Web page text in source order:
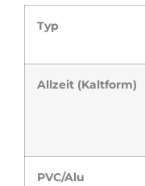
Typ
Allzeit (Kaltform)
PVC/Alu